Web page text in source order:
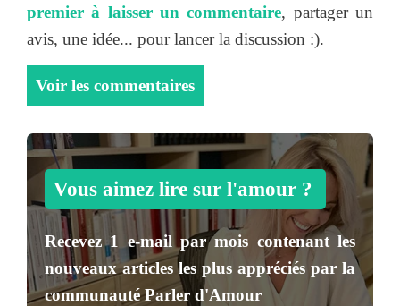
premier à laisser un commentaire, partager un
avis, une idée... pour lancer la discussion :).
Voir les commentaires
Vous aimez lire sur l'amour ?
Recevez1 e-mail par mois contenant les
nouveaux articles les plus appréciés par la
communautéParler d'Amour